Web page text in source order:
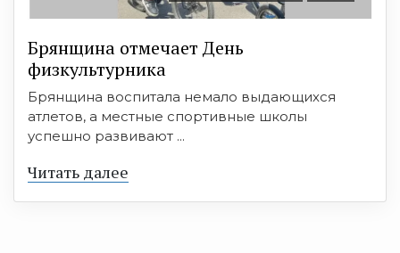
Брянщина отмечает День
физкультурника
Брянщина воспитала немало выдающихся
атлетов, а местные спортивные школы
успешно развивают ...
Читать далее